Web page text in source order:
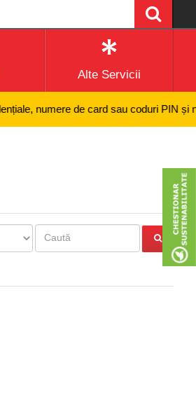
Alte Servicii
numere de card sau coduri PIN și nici